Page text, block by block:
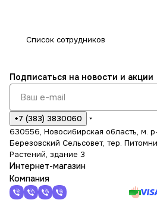
Список сотрудников
Подписаться на новости и акции
+7 (383) 3830060
630556, Новосибирская область, м.
Березовский Сельсовет, тер.
Растений, здание 3
Интернет-магазин
Компания